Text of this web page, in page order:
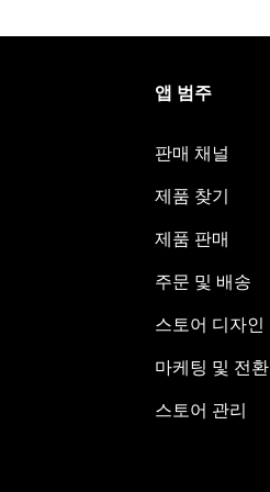
앱 범주
판매 채널
제품 찾기
제품 판매
주문 및 배송
스토어 디자인
마케팅 및 전환
스토어 관리